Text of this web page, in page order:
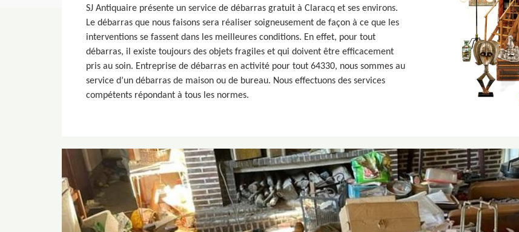
SJ Antiquaire présente un service de débarras gratuit à Claracq et ses environs.
Le débarras que nous faisons sera réaliser soigneusement de façon à ce que les
interventions se fassent dans les meilleures conditions. En effet, pour tout
débarras, il existe toujours des objets fragiles et qui doivent être efficacement
pris au soin. Entreprise de débarras en activité pour tout 64330, nous sommes au
service d’un débarras de maison ou de bureau. Nous effectuons des services
compétents répondant à tous les normes.